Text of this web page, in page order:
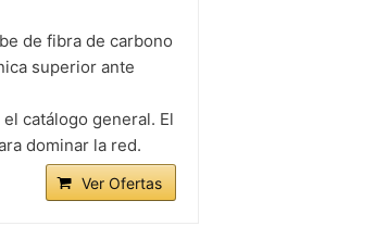
de fibra de carbono
superior ante
el catálogo general. El
dominar la red.
Ver Ofertas